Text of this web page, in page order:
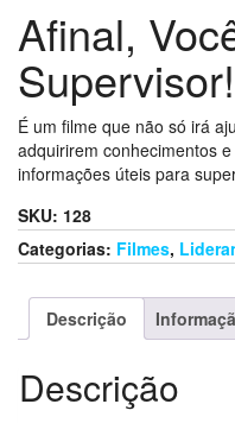
Afinal,
Supervisor!
É um filme que não só irá
adquirirem conhecimentos
informações úteis para
SKU: 128
Categorias: Filmes,
Descrição
Descrição